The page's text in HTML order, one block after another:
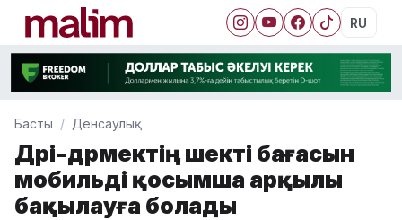
RU
Басты Денсаулық
Дәрі-дәрмектің шекті бағасын
мобильді қосымша арқылы
бақылауға болады